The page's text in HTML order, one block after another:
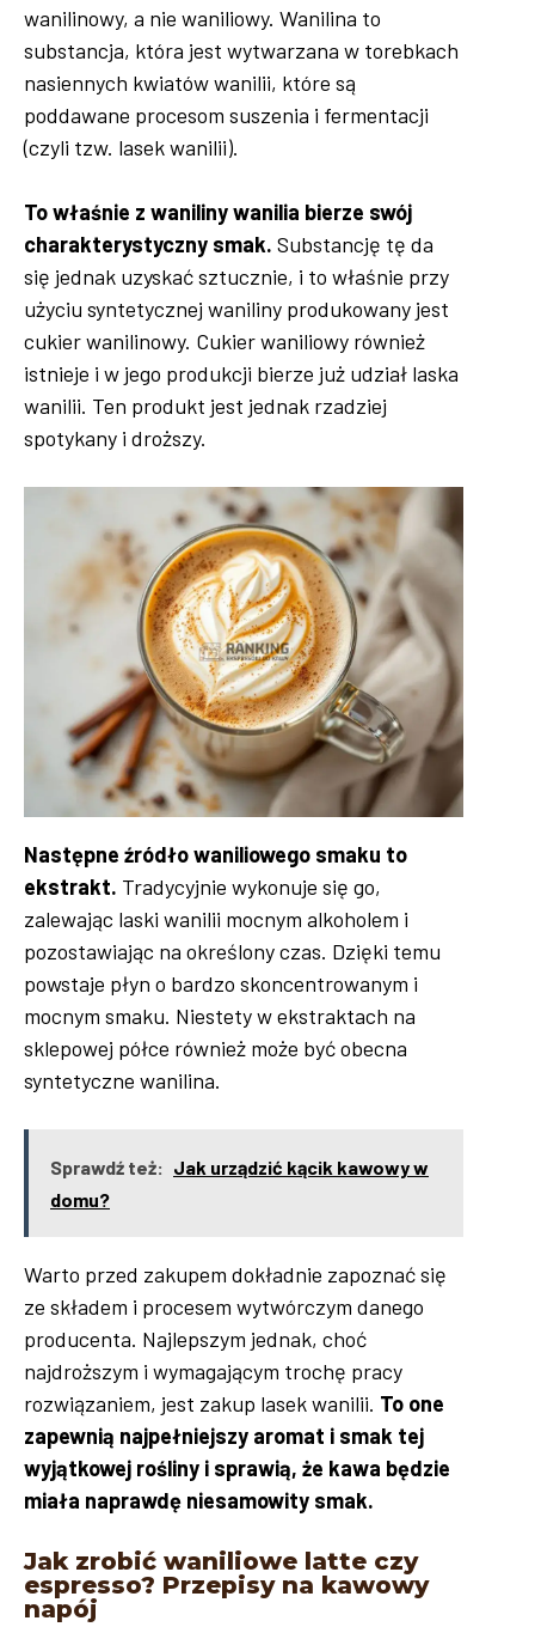
wanilinowy, a nie waniliowy. Wanilina to
substancja, która jest wytwarzana w torebkach
nasiennych kwiatów wanilii, które są
poddawane procesom suszenia i fermentacji
(czyli tzw. lasek wanilii).
To właśnie z waniliny wanilia bierze swój
charakterystyczny smak. Substancję tę da
się jednak uzyskać sztucznie, i to właśnie przy
użyciu syntetycznej waniliny produkowany jest
cukier wanilinowy. Cukier waniliowy również
istnieje i w jego produkcji bierze już udział laska
wanilii. Ten produkt jest jednak rzadziej
spotykany i droższy.
Następne źródło waniliowego smaku to
ekstrakt. Tradycyjnie wykonuje się go,
zalewając laski wanilii mocnym alkoholem i
pozostawiając na określony czas. Dzięki temu
powstaje płyn o bardzo skoncentrowanym i
mocnym smaku. Niestety w ekstraktach na
sklepowej półce również może być obecna
syntetyczne wanilina.
Sprawdź też: Jak urządzić kącik kawowy w
domu?
Warto przed zakupem dokładnie zapoznać się
ze składem i procesem wytwórczym danego
producenta. Najlepszym jednak, choć
najdroższym i wymagającym trochę pracy
rozwiązaniem, jest zakup lasek wanilii. To one
zapewnią najpełniejszy aromat i smak tej
wyjątkowej rośliny i sprawią, że kawa będzie
miała naprawdę niesamowity smak.
Jak zrobić waniliowe latte czy
espresso? Przepisy na kawowy
napój